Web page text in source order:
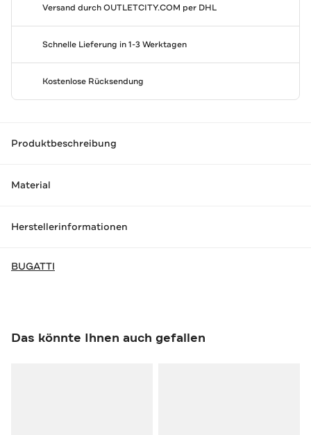
Versand durchOUTLETCITY.COM per DHL
Schnelle Lieferung in 1-3 Werktagen
Kostenlose Rücksendung
Produktbeschreibung
Material
Herstellerinformationen
BUGATTI
Das könnte Ihnen auch gefallen